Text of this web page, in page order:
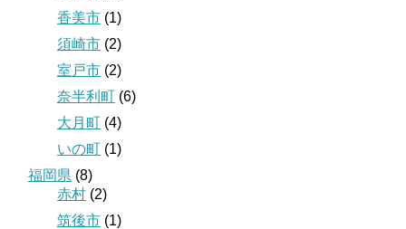
香美市 (1)
須崎市 (2)
室戸市 (2)
奈半利町 (6)
大月町 (4)
いの町 (1)
福岡県 (8)
赤村 (2)
筑後市 (1)